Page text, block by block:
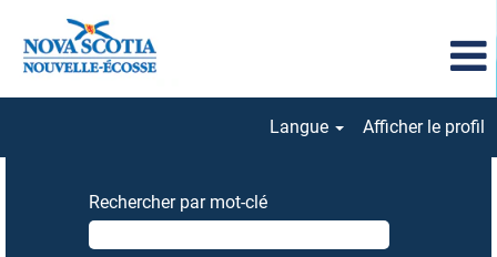
Langue Afficher le profil
Rechercher par mot-clé